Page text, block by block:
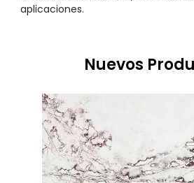
aplicaciones.
Nuevos